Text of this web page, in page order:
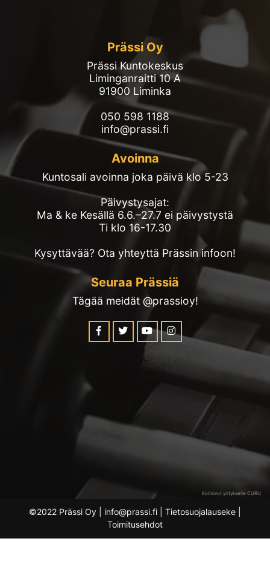
Prässi Oy
Prässi Kuntokeskus
Liminganraitti 10 A
91900 Liminka
050 598 1188
info@prassi.fi
Avoinna
Kuntosali avoinna joka päivä klo 5-23
Päivystysajat:
Ma & ke Kesällä 6.6.–27.7 ei päivystystä
Ti klo 16-17.30
Kysyttävää? Ota yhteyttä Prässin infoon!
Seuraa Prässiä
Tägää meidät @prassioy!
Kotisivut yritykselle CURU
©2022 Prässi Oy | info@prassi.fi | Tietosuojalauseke
Toimitusehdot